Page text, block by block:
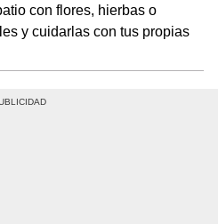
con flores, hierbas o
y cuidarlas con tus propias